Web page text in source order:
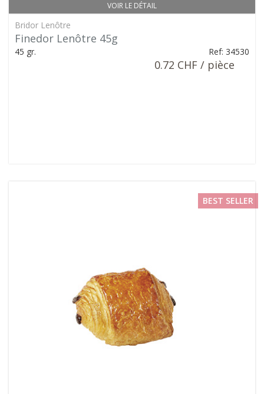
VOIR LE DÉTAIL
Bridor Lenôtre
Finedor Lenôtre 45g
45 gr. Ref: 34530
0.72 CHF / pièce
BEST SELLER